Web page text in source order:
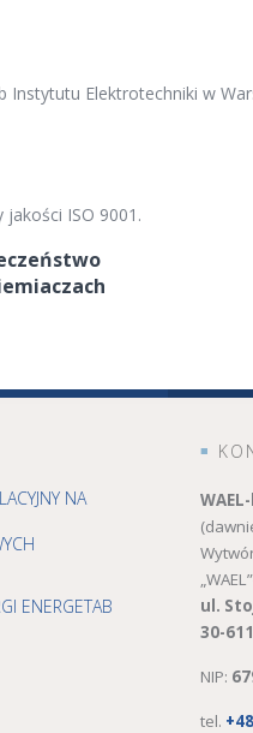
Instytutu Elektrotechniki w
ISO 9001.
NA
ENERGETAB
ul.
30-
NIP:
tel.